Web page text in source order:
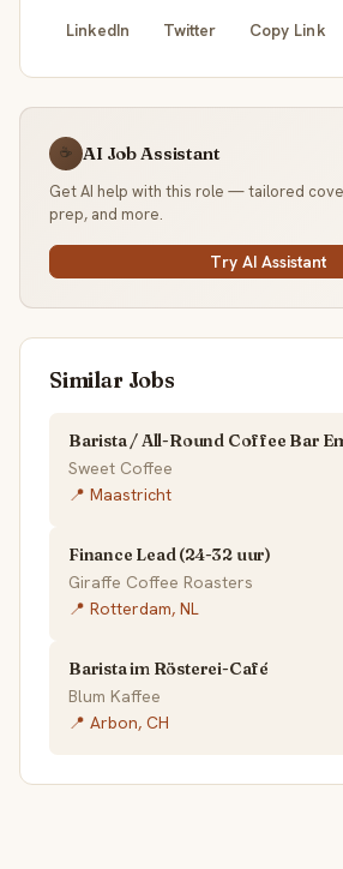
LinkedIn Twitter Copy Link
☕ AI Job Assistant
Get AI help with this role — tailored
prep, and more.
Try AI Assistant
Similar Jobs
Barista / All-Round Coffee Bar
Sweet Coffee
📍 Maastricht
Finance Lead (24-32 uur)
Giraffe Coffee Roasters
📍 Rotterdam, NL
Barista im Rösterei-Café
Blum Kaffee
📍 Arbon, CH